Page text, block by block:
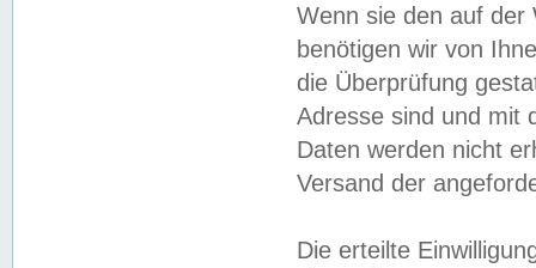
Wenn sie den auf der
benötigen wir von
die Überprüfung
Adresse sind und mit
Daten werden nicht
Versand der
Die erteilte